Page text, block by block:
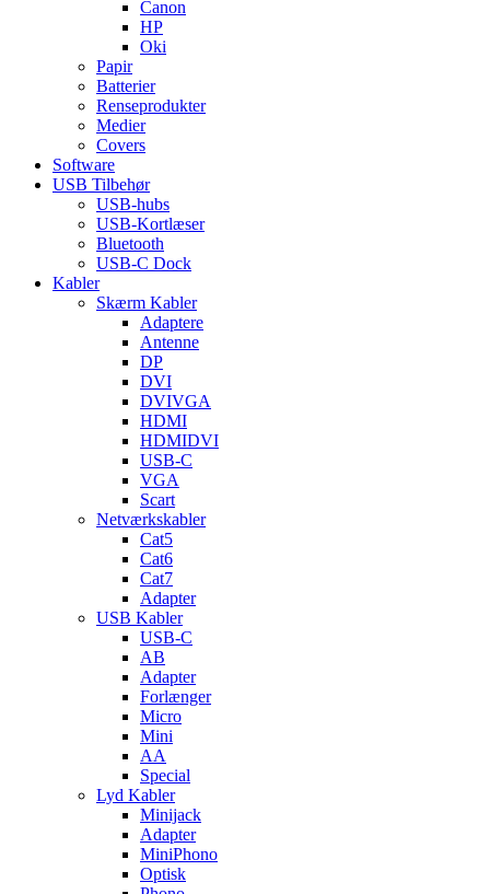
Canon
HP
Oki
Papir
Batterier
Renseprodukter
Medier
Covers
Software
USB Tilbehør
USB-hubs
USB-Kortlæser
Bluetooth
USB-C Dock
Kabler
Skærm Kabler
Adaptere
Antenne
DP
DVI
DVIVGA
HDMI
HDMIDVI
USB-C
VGA
Scart
Netværkskabler
Cat5
Cat6
Cat7
Adapter
USB Kabler
USB-C
AB
Adapter
Forlænger
Micro
Mini
AA
Special
Lyd Kabler
Minijack
Adapter
MiniPhono
Optisk